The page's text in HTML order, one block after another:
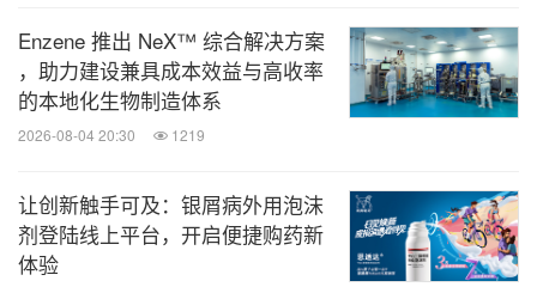
Enzene 推出 NeX™ 综合解决方案
，助力建设兼具成本效益与高收率
的本地化生物制造体系
2026-08-04 20:30 1219
让创新触手可及：银屑病外用泡沫
剂登陆线上平台，开启便捷购药新
体验